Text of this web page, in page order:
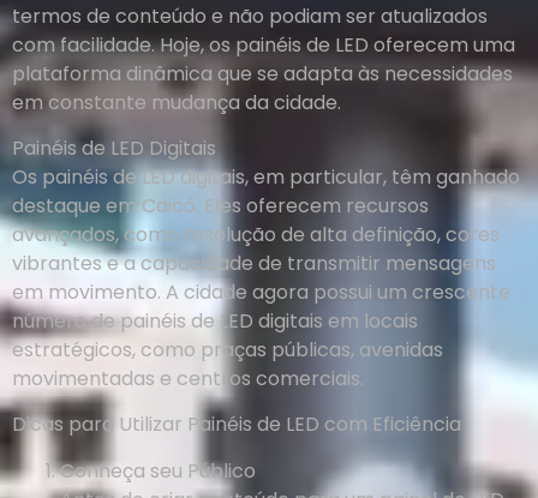
termos de conteúdo e não podiam ser atualizados
com facilidade. Hoje, os painéis de LED oferecem uma
plataforma dinâmica que se adapta às necessidades
em constante mudança da cidade.
Painéis de LED Digitais
Os painéis de LED digitais, em particular, têm ganhado
destaque em Caicó. Eles oferecem recursos
avançados, como resolução de alta definição, cores
vibrantes e a capacidade de transmitir mensagens
em movimento. A cidade agora possui um crescente
número de painéis de LED digitais em locais
estratégicos, como praças públicas, avenidas
movimentadas e centros comerciais.
Dicas para Utilizar Painéis de LED com Eficiência
Conheça seu Público